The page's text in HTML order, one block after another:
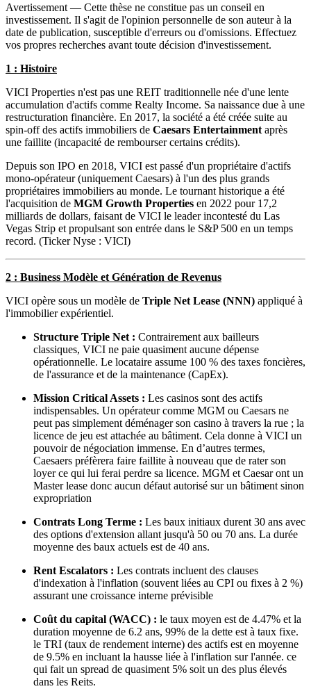
Avertissement — Cette thèse ne constitue pas un conseil en
investissement. Il s'agit de l'opinion personnelle de son auteur à la
date de publication, susceptible d'erreurs ou d'omissions. Effectuez
vos propres recherches avant toute décision d'investissement.
1 : Histoire
VICI Properties n'est pas une REIT traditionnelle née d'une lente
accumulation d'actifs comme Realty Income. Sa naissance due à une
restructuration financière. En 2017, la société a été créée suite au
spin-off des actifs immobiliers de Caesars Entertainment après
une faillite (incapacité de rembourser certains crédits).
Depuis son IPO en 2018, VICI est passé d'un propriétaire d'actifs
mono-opérateur (uniquement Caesars) à l'un des plus grands
propriétaires immobiliers au monde. Le tournant historique a été
l'acquisition de MGM Growth Properties en 2022 pour 17,2
milliards de dollars, faisant de VICI le leader incontesté du Las
Vegas Strip et propulsant son entrée dans le S&P 500 en un temps
record. (Ticker Nyse : VICI)
2 : Business Modèle et Génération de Revenus
VICI opère sous un modèle de Triple Net Lease (NNN) appliqué à
l'immobilier expérientiel.
Structure Triple Net : Contrairement aux bailleurs
classiques, VICI ne paie quasiment aucune dépense
opérationnelle. Le locataire assume 100 % des taxes foncières,
de l'assurance et de la maintenance (CapEx).
Mission Critical Assets : Les casinos sont des actifs
indispensables. Un opérateur comme MGM ou Caesars ne
peut pas simplement déménager son casino à travers la rue ; la
licence de jeu est attachée au bâtiment. Cela donne à VICI un
pouvoir de négociation immense. En d’autres termes,
Caesaers préfèrera faire faillite à nouveau que de rater son
loyer ce qui lui ferai perdre sa licence. MGM et Caesar ont un
Master lease donc aucun défaut autorisé sur un bâtiment sinon
expropriation
Contrats Long Terme : Les baux initiaux durent 30 ans avec
des options d'extension allant jusqu'à 50 ou 70 ans. La durée
moyenne des baux actuels est de 40 ans.
Rent Escalators : Les contrats incluent des clauses
d'indexation à l'inflation (souvent liées au CPI ou fixes à 2 %)
assurant une croissance interne prévisible
Coût du capital (WACC) : le taux moyen est de 4.47% et la
duration moyenne de 6.2 ans, 99% de la dette est à taux fixe.
le TRI (taux de rendement interne) des actifs est en moyenne
de 9.5% en incluant la hausse liée à l'inflation sur l'année. ce
qui fait un spread de quasiment 5% soit un des plus élevés
dans les Reits.